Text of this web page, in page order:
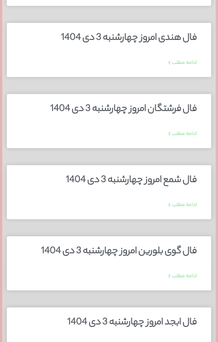
فال هندی امروز چهارشنبه 3 دی 1404
ادامه مطلب »
فال فرشتگان امروز چهارشنبه 3 دی 1404
ادامه مطلب »
فال شمع امروز چهارشنبه 3 دی 1404
ادامه مطلب »
فال گوی بلورین امروز چهارشنبه 3 دی 1404
ادامه مطلب »
فال ابجد امروز چهارشنبه 3 دی 1404